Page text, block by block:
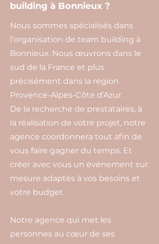
building à Bonnieux ?
Nous sommes spécialisés dans
l’organisation de team building à
Bonnieux. Nous œuvrons dans le
sud de la France et plus
précisément dans la région
Provence-Alpes-Côte d’Azur.
De la recherche de prestataires, à
la réalisation de votre projet, notre
agence coordonnera tout afin de
vous faire gagner du temps. Et
créer avec vous un événement sur
mesure adaptés à vos besoins et
votre budget.
Notre agence qui met les
personnes au cœur de ses